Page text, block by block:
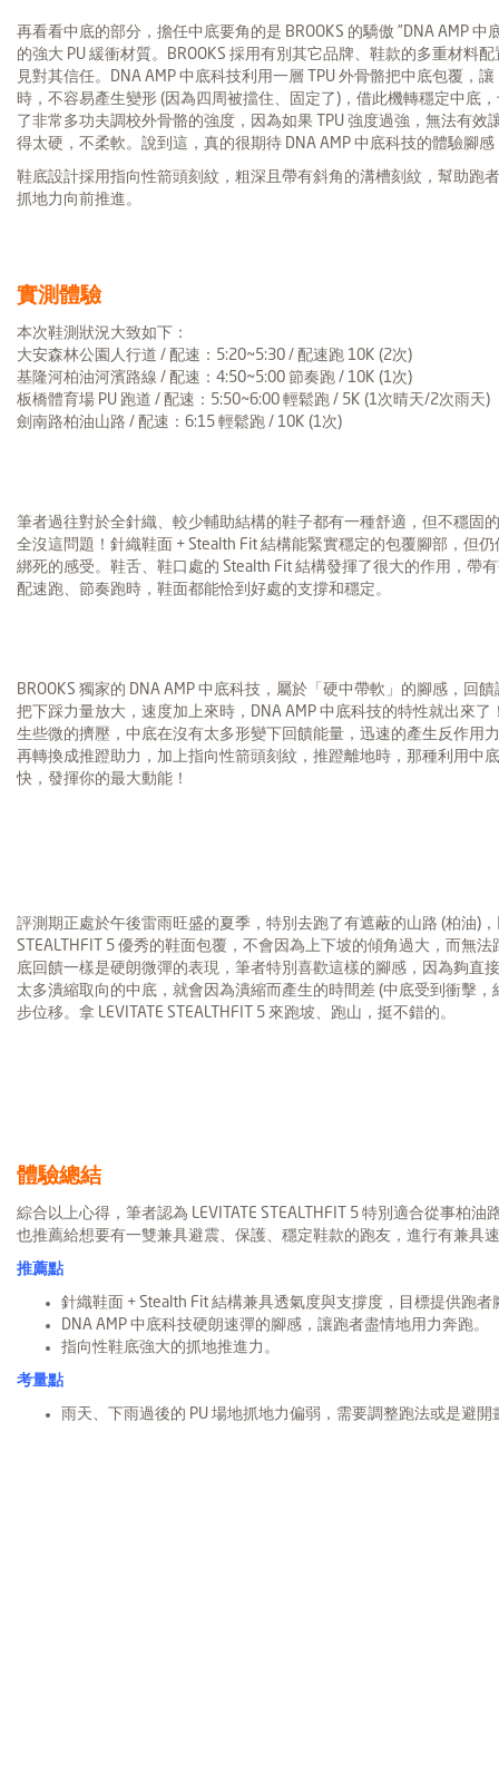
再看看中底的部分，擔任中底要角的是 BROOKS 的驕傲 ”DNA AMP
的強大 PU 緩衝材質。BROOKS 採用有別其它品牌、鞋款的多重材料
見對其信任。DNA AMP 中底科技利用一層 TPU 外骨骼把中底包覆，
時，不容易產生變形 (因為四周被擋住、固定了)，借此機轉穩定中底
了非常多功夫調校外骨骼的強度，因為如果 TPU 強度過強，無法有
得太硬，不柔軟。說到這，真的很期待 DNA AMP 中底科技的體驗腳感
鞋底設計採用指向性箭頭刻紋，粗深且帶有斜角的溝槽刻紋，幫助跑
抓地力向前推進。
實測體驗
本次鞋測狀況大致如下：
大安森林公園人行道 / 配速：5:20~5:30 / 配速跑 10K (2次)
基隆河柏油河濱路線 / 配速：4:50~5:00 節奏跑 / 10K (1次)
板橋體育場 PU 跑道 / 配速：5:50~6:00 輕鬆跑 / 5K (1次晴天/2次雨天)
劍南路柏油山路 / 配速：6:15 輕鬆跑 / 10K (1次)
筆者過往對於全針織、較少輔助結構的鞋子都有一種舒適，但不穩固的
全沒這問題！針織鞋面 + Stealth Fit 結構能緊實穩定的包覆腳部，但
綁死的感受。鞋舌、鞋口處的 Stealth Fit 結構發揮了很大的作用，帶
配速跑、節奏跑時，鞋面都能恰到好處的支撐和穩定。
BROOKS 獨家的 DNA AMP 中底科技，屬於「硬中帶軟」的腳感，回
把下踩力量放大，速度加上來時，DNA AMP 中底科技的特性就出來
生些微的擠壓，中底在沒有太多形變下回饋能量，迅速的產生反作用
再轉換成推蹬助力，加上指向性箭頭刻紋，推蹬離地時，那種利用中
快，發揮你的最大動能！
評測期正處於午後雷雨旺盛的夏季，特別去跑了有遮蔽的山路 (柏油)
STEALTHFIT 5 優秀的鞋面包覆，不會因為上下坡的傾角過大，而無
底回饋一樣是硬朗微彈的表現，筆者特別喜歡這樣的腳感，因為夠直
太多潰縮取向的中底，就會因為潰縮而產生的時間差 (中底受到衝擊
步位移。拿 LEVITATE STEALTHFIT 5 來跑坡、跑山，挺不錯的。
體驗總結
綜合以上心得，筆者認為 LEVITATE STEALTHFIT 5 特別適合從事柏
也推薦給想要有一雙兼具避震、保護、穩定鞋款的跑友，進行有兼具
推薦點
針織鞋面 + Stealth Fit 結構兼具透氣度與支撐度，目標提供跑
DNA AMP 中底科技硬朗速彈的腳感，讓跑者盡情地用力奔跑。
指向性鞋底強大的抓地推進力。
考量點
雨天、下雨過後的 PU 場地抓地力偏弱，需要調整跑法或是避開